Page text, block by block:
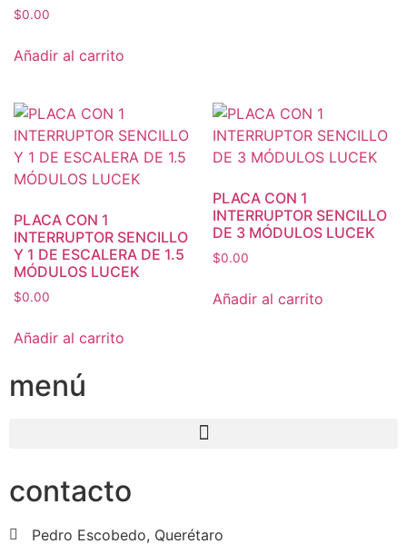
$0.00
Añadir al carrito
PLACA CON 1
INTERRUPTOR SENCILLO
Y 1 DE ESCALERA DE 1.5
MÓDULOS LUCEK
$0.00
Añadir al carrito
PLACA CON 1
INTERRUPTOR SENCILLO
DE 3 MÓDULOS LUCEK
$0.00
Añadir al carrito
menú
contacto
Pedro Escobedo, Querétaro